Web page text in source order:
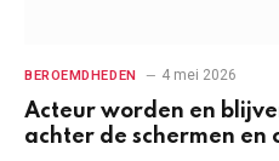
BEROEMDHEDEN 4 mei 2026
Acteur worden en
achter de schermen en